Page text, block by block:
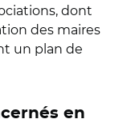
dont
des maires
un plan de
en